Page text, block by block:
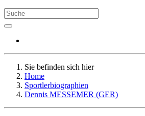
Sie befinden sich hier
Home
Sportlerbiographien
Dennis MESSEMER (GER)